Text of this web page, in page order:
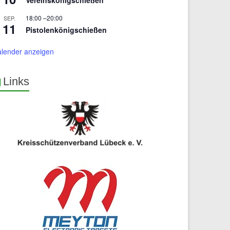
SEP.
11
18:00 –20:00
Pistolenkönigschießen
anzeigen
Links